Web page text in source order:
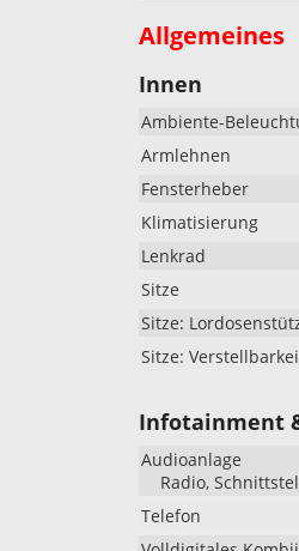
Allgemeines
Innen
Ambiente-
Armlehnen
Fensterheber
Klimatisierung
Lenkrad
Sitze
Sitze:
Sitze:
Infotainment
Audioanlage
Radio,
Telefon